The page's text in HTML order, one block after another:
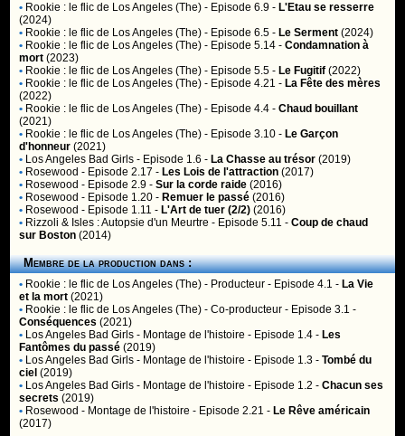
• Rookie : le flic de Los Angeles (The) - Episode 6.9 - L'Etau se resserre
(2024)
• Rookie : le flic de Los Angeles (The) - Episode 6.5 - Le Serment (2024)
• Rookie : le flic de Los Angeles (The) - Episode 5.14 -Condamnation à
mort (2023)
• Rookie : le flic de Los Angeles (The) - Episode 5.5 - Le Fugitif (2022)
• Rookie : le flic de Los Angeles (The) - Episode 4.21 - La Fête des mères
(2022)
• Rookie : le flic de Los Angeles (The) - Episode 4.4 -Chaud bouillant
(2021)
• Rookie : le flic de Los Angeles (The) - Episode 3.10 - Le Garçon
d'honneur (2021)
• Los Angeles Bad Girls - Episode 1.6 - La Chasse au trésor (2019)
• Rosewood - Episode 2.17 - Les Lois de l'attraction (2017)
• Rosewood - Episode 2.9 -Sur la corde raide (2016)
• Rosewood - Episode 1.20 - Remuer le passé (2016)
• Rosewood - Episode 1.11 - L'Art de tuer (2/2) (2016)
• Rizzoli & Isles : Autopsie d'un Meurtre - Episode 5.11 -Coup de chaud
sur Boston (2014)
Membre de la production dans :
• Rookie : le flic de Los Angeles (The) - Producteur - Episode 4.1 - La Vie
et la mort (2021)
• Rookie : le flic de Los Angeles (The) - Co-producteur - Episode 3.1 -
Conséquences (2021)
• Los Angeles Bad Girls - Montage de l'histoire - Episode 1.4 - Les
Fantômes du passé (2019)
• Los Angeles Bad Girls - Montage de l'histoire - Episode 1.3 -Tombé du
ciel (2019)
• Los Angeles Bad Girls - Montage de l'histoire - Episode 1.2 -Chacun ses
secrets (2019)
• Rosewood - Montage de l'histoire - Episode 2.21 - Le Rêve américain
(2017)